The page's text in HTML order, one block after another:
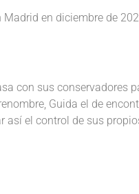
en diciembre de
con sus conservadores
Guida el de
el control de sus